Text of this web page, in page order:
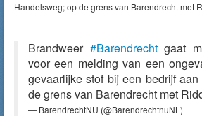
Handelsweg; op de grens van Barendrecht met
Brandweer #Barendrechtgaat
voor een melding van een
gevaarlijke stof bij een bedrijf
de grens van Barendrecht met
— BarendrechtNU (@BarendrechtnuNL)